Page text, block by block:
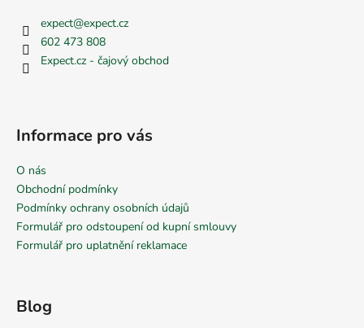
expect@expect.cz
602 473 808
Expect.cz - čajový obchod
Informace pro vás
O nás
Obchodní podmínky
Podmínky ochrany osobních údajů
Formulář pro odstoupení od kupní smlouvy
Formulář pro uplatnění reklamace
Blog